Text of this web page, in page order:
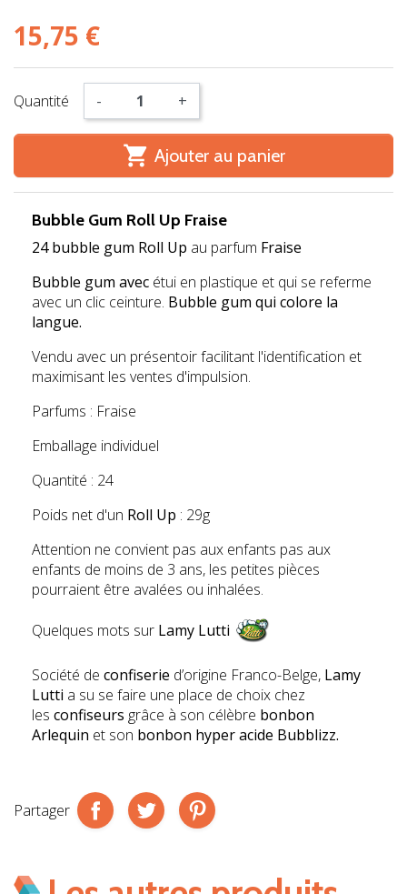
15,75 €
Quantité - +
 Ajouter au panier
Bubble Gum Roll Up Fraise
24 bubble gum Roll Up au parfum Fraise
Bubble gum avec étui en plastique et qui se referme
avec un clic ceinture. Bubble gum qui colore la
langue.
Vendu avec un présentoir facilitant l'identification et
maximisant les ventes d'impulsion.
Parfums : Fraise
Emballage individuel
Quantité : 24
Poids net d'un Roll Up : 29g
Attention ne convient pas aux enfants pas aux
enfants de moins de 3 ans, les petites pièces
pourraient être avalées ou inhalées.
Quelques mots sur Lamy Lutti
Société de confiserie d’origine Franco-Belge, Lamy
Lutti a su se faire une place de choix chez
les confiseurs grâce à son célèbre bonbon
Arlequin et son bonbon hyper acide Bubblizz.
Partager